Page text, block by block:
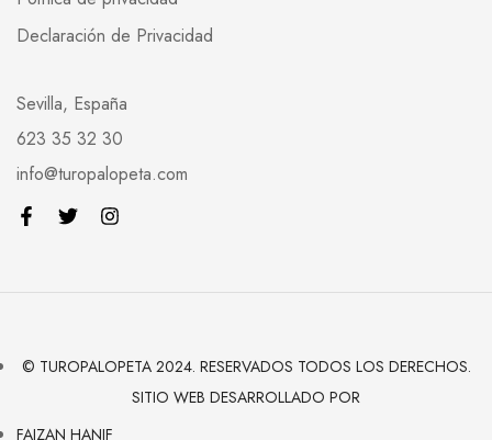
Declaración de Privacidad
Sevilla, España
623 35 32 30
info@turopalopeta.com
© TUROPALOPETA 2024. RESERVADOS TODOS LOS DERECHOS.
SITIO WEB DESARROLLADO POR
FAIZAN HANIF